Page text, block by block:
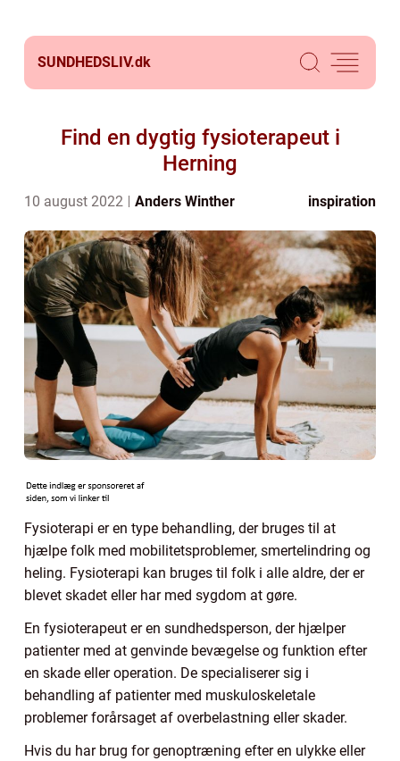
SUNDHEDSLIV.dk
Find en dygtig fysioterapeut i
Herning
10 august 2022 Anders Winther inspiration
Fysioterapi er en type behandling, der bruges til at
hjælpe folk med mobilitetsproblemer, smertelindring og
heling. Fysioterapi kan bruges til folk i alle aldre, der er
blevet skadet eller har med sygdom at gøre.
En fysioterapeut er en sundhedsperson, der hjælper
patienter med at genvinde bevægelse og funktion efter
en skade eller operation. De specialiserer sig i
behandling af patienter med muskuloskeletale
problemer forårsaget af overbelastning eller skader.
Hvis du har brug for genoptræning efter en ulykke eller